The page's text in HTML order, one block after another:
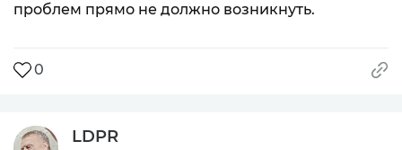
проблем прямо не должно возникнуть.
0
LDPR